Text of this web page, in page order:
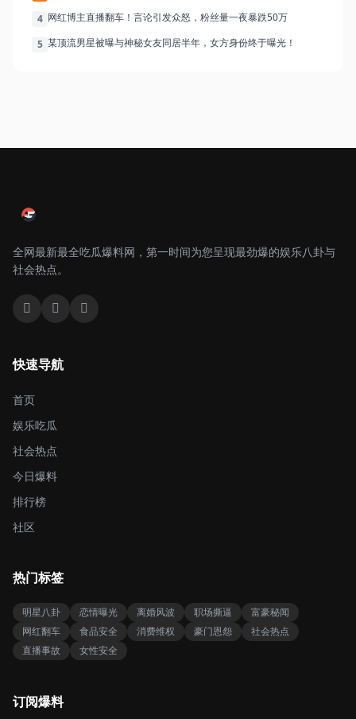
4 网红博主直播翻车！言论引发众怒，粉丝量一夜暴跌50万
5 某顶流男星被曝与神秘女友同居半年，女方身份终于曝光！
全网最新最全吃瓜爆料网，第一时间为您呈现最劲爆的娱乐八卦与
社会热点。
快速导航
首页
娱乐吃瓜
社会热点
今日爆料
排行榜
社区
热门标签
明星八卦 恋情曝光 离婚风波 职场撕逼
富豪秘闻
网红翻车
食品安全 消费维权 豪门恩怨
社会热点
直播事故
女性安全
订阅爆料